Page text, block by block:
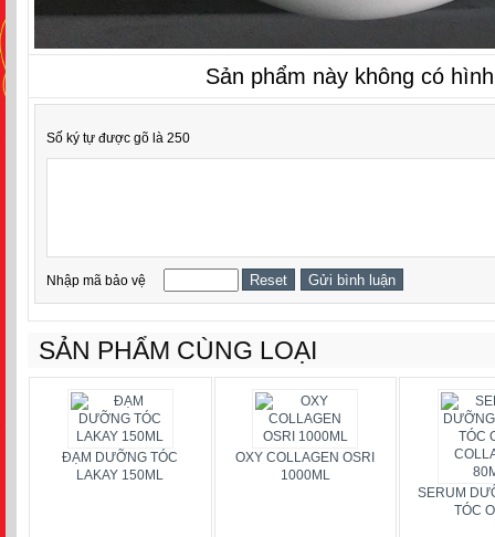
Sản phẩm này không có
Số ký tự được gõ là 250
Nhập mã bảo vệ
SẢN PHẨM CÙNG LOẠI
ĐẠM DƯỠNG TÓC
LAKAY 150ML
OXY COLLAGEN OSRI
1000ML
SERUM
TÓC